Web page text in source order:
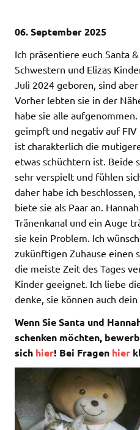
06. September 2025
Ich präsentiere euch Santa
Schwestern und Elizas
Juli 2024 geboren, sind
Vorher lebten sie in der
habe sie alle
geimpft und negativ auf
ist charakterlich die
etwas schüchtern ist. Beide
sehr verspielt und fühlen
daher habe ich
biete sie als Paar an.
Tränenkanal und ein Auge
sie kein Problem. Ich
zukünftigen Zuhause einen
die meiste Zeit des Tages
Kinder geeignet. Ich liebe
denke, sie können auch
Wenn Sie Santa und
schenken möchten,
sich hier! Bei Fragen hier